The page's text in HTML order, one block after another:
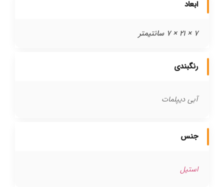
ابعاد
7 × 21 × 7 سانتیمتر
رنگبندی
آبی دیپلمات
جنس
استیل